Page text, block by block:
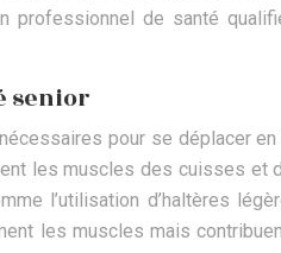
de santé
senior
pour se déplacer
les muscles des cuisses
l’utilisation d’haltères
les muscles mais